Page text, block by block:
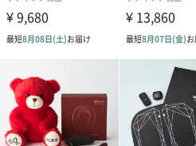
あり（280円）